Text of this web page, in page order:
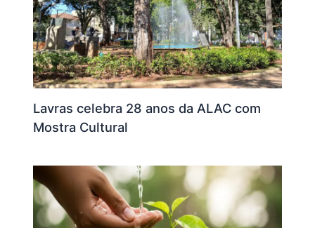
Lavras celebra 28 anos da ALAC com
Mostra Cultural